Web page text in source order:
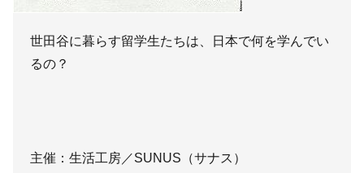
世田谷に暮らす留学生たちは、日本で何を学んでい
るの？
主催：生活工房／SUNUS（サナス）